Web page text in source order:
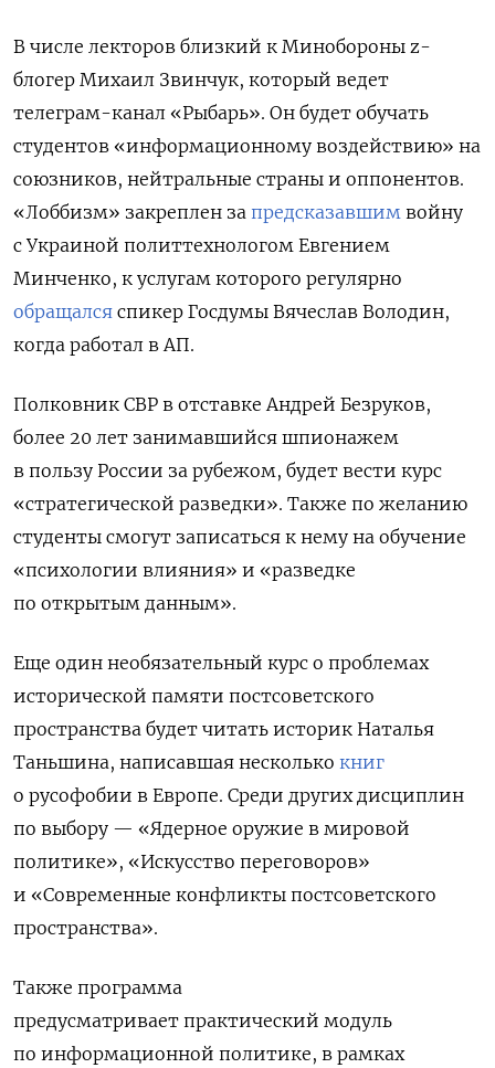
В числе лекторов близкий к Минобороны z-
блогер Михаил Звинчук, который ведет
телеграм-канал «Рыбарь». Он будет обучать
студентов «информационному воздействию» на
союзников, нейтральные страны и оппонентов.
«Лоббизм» закреплен за предсказавшим войну
с Украиной политтехнологом Евгением
Минченко, к услугам которого регулярно
обращался спикер Госдумы Вячеслав Володин,
когда работал в АП.
Полковник СВР в отставке Андрей Безруков,
более 20 лет занимавшийся шпионажем
в пользу России за рубежом, будет вести курс
«стратегической разведки». Также по желанию
студенты смогут записаться к нему на обучение
«психологии влияния» и «разведке
по открытым данным».
Еще один необязательный курс о проблемах
исторической памяти постсоветского
пространства будет читать историк Наталья
Таньшина, написавшая несколько книг
о русофобии в Европе. Среди других дисциплин
по выбору — «Ядерное оружие в мировой
политике», «Искусство переговоров»
и «Современные конфликты постсоветского
пространства».
Также программа
предусматривает практический модуль
по информационной политике, в рамках